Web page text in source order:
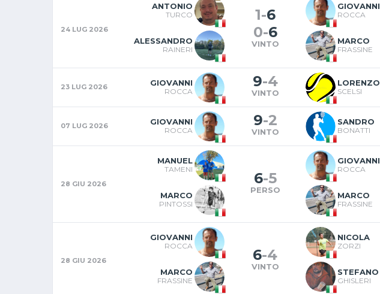
24 LUG 2026
ANTONIO
TURCO
ALESSANDRO
RAINERI
1-6
0-6
VINTO
GIOVANNI
ROCCA
MARCO
FRASSINE
23 LUG 2026 GIOVANNI
ROCCA
9-4
VINTO
LORENZO
SCELSI
07 LUG 2026 GIOVANNI
ROCCA
9-2
VINTO
SANDRO
BONATTI
28 GIU 2026
MANUEL
TAMENI
MARCO
PINTOSSI
6-5
PERSO
GIOVANNI
ROCCA
MARCO
FRASSINE
28 GIU 2026
GIOVANNI
ROCCA
MARCO
FRASSINE
6-4
VINTO
NICOLA
ZORZI
STEFANO
GHISLERI